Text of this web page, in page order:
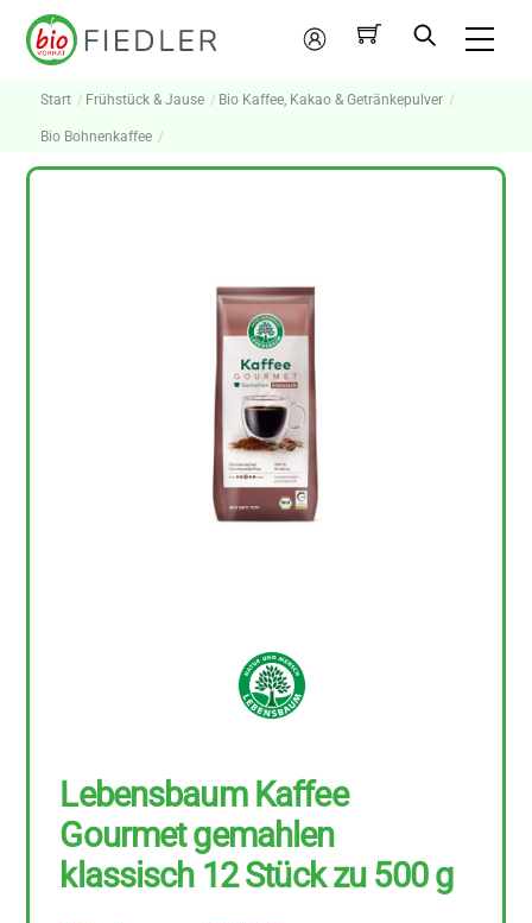
Skip
Mein
Konto
Start Frühstück & Jause Bio Kaffee, Kakao & Getränkepulver
Bio Bohnenkaffee
Lebensbaum Kaffee
Gourmet gemahlen
klassisch 12 Stück zu 500 g